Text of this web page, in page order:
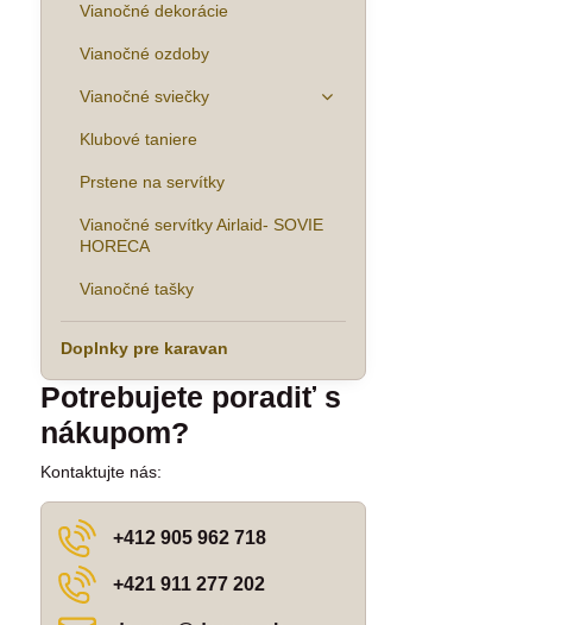
Vianočné dekorácie
Vianočné ozdoby
Vianočné sviečky
Klubové taniere
Prstene na servítky
Vianočné servítky Airlaid- SOVIE
HORECA
Vianočné tašky
Doplnky pre karavan
Potrebujete poradiť s
nákupom?
Kontaktujte nás:
+412 905 962 718
+421 911 277 202